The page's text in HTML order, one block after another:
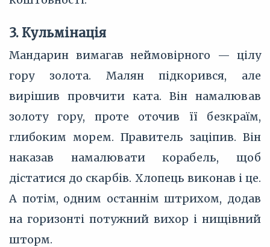
3. Кульмінація
Мандарин вимагав неймовірного — цілу
гору золота. Малян підкорився, але
вирішив провчити ката. Він намалював
золоту гору, проте оточив її безкраїм,
глибоким морем. Правитель заціпив. Він
наказав намалювати корабель, щоб
дістатися до скарбів. Хлопець виконав і це.
А потім, одним останнім штрихом, додав
на горизонті потужний вихор і нищівний
шторм.